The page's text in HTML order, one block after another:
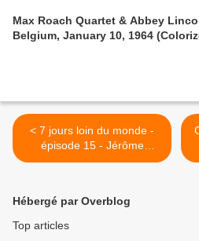
Max Roach Quartet & Abbey
Belgium, January 10, 1964
< 7 jours loin du monde -
épisode 15 - Jérôme
Reijasse - (Stéphane R.,
Cantat)
Hébergé par Overblog
Top articles